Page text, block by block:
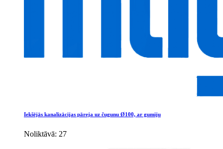
Iekšējās kanalizācijas pāreja uz čugunu Ø100, ar gumiju
Noliktāvā: 27